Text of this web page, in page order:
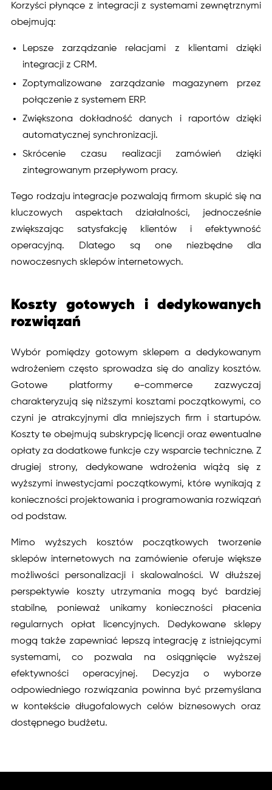
Korzyści płynące z integracji z systemami zewnętrznymi
obejmują:
Lepsze zarządzanie relacjami z klientami dzięki
integracji z CRM.
Zoptymalizowane zarządzanie magazynem przez
połączenie z systemem ERP.
Zwiększona dokładność danych i raportów dzięki
automatycznej synchronizacji.
Skrócenie czasu realizacji zamówień dzięki
zintegrowanym przepływom pracy.
Tego rodzaju integracje pozwalają firmom skupić się na
kluczowych aspektach działalności, jednocześnie
zwiększając satysfakcję klientów i efektywność
operacyjną. Dlatego są one niezbędne dla
nowoczesnych sklepów internetowych.
Koszty gotowych i dedykowanych
rozwiązań
Wybór pomiędzy gotowym sklepem a dedykowanym
wdrożeniem często sprowadza się do analizy kosztów.
Gotowe platformy e-commerce zazwyczaj
charakteryzują się niższymi kosztami początkowymi, co
czyni je atrakcyjnymi dla mniejszych firm i startupów.
Koszty te obejmują subskrypcję licencji oraz ewentualne
opłaty za dodatkowe funkcje czy wsparcie techniczne. Z
drugiej strony, dedykowane wdrożenia wiążą się z
wyższymi inwestycjami początkowymi, które wynikają z
konieczności projektowania i programowania rozwiązań
od podstaw.
Mimo wyższych kosztów początkowych tworzenie
sklepów internetowych na zamówienie oferuje większe
możliwości personalizacji i skalowalności. W dłuższej
perspektywie koszty utrzymania mogą być bardziej
stabilne, ponieważ unikamy konieczności płacenia
regularnych opłat licencyjnych. Dedykowane sklepy
mogą także zapewniać lepszą integrację z istniejącymi
systemami, co pozwala na osiągnięcie wyższej
efektywności operacyjnej. Decyzja o wyborze
odpowiedniego rozwiązania powinna być przemyślana
w kontekście długofalowych celów biznesowych oraz
dostępnego budżetu.